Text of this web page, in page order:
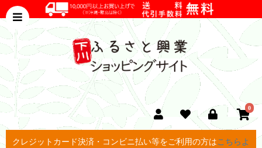
0
クレジットカード決済・コンビニ払い等をご利用の方はこちらよ